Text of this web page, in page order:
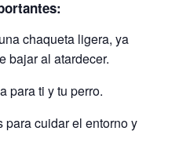
chaqueta ligera, ya
bajar al atardecer.
para ti y tu perro.
para cuidar el entorno y